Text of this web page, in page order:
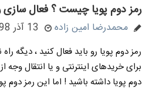
رمز دوم پویا چیست ؟ فعال
محمدرضا امین زاده 13 آذر 1398
برای خریدهای اینترنتی و یا انتقال وجه
دوم پویا داشته باشید ! اما این رمز دوم